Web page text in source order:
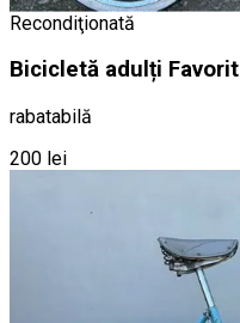
Recondiţionată
Bicicletă adulți Favorit
rabatabilă
200 lei